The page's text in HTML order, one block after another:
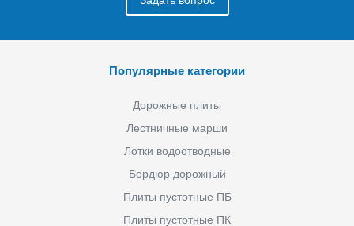
Популярные категории
Дорожные плиты
Лестничные марши
Лотки водоотводные
Бордюр дорожный
Плиты пустотные ПБ
Плиты пустотные ПК